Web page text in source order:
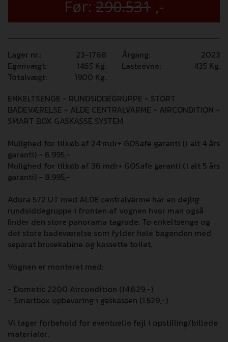
Før: 290.531 ,-
Lager nr.: 23-1768 Årgang:
2023
Egenvægt:
1465 Kg. Lasteevne: 435 Kg.
Totalvægt:
1900 Kg.
ENKELTSENGE - RUNDSIDDEGRUPPE - STORT
BADEVÆRELSE - ALDE CENTRALVARME - AIRCONDITION -
SMART BOX GASKASSE SYSTEM
Mulighed for tilkøb af 24 mdr+ GOSafe garanti (i alt 4 års
garanti) - 6.995,-
Mulighed for tilkøb af 36 mdr+ GOSafe garanti (i alt 5 års
garanti) - 8.995,-
Adora 572 UT med ALDE centralvarme har en dejlig
rundsiddegruppe i fronten af vognen hvor man også
finder den store panorama tagrude. To enkeltsenge og
det store badeværelse som fylder hele bagenden med
separat brusekabine og kassette toilet.
Vognen er monteret med:
- Dometic 2200 Aircondition (14.629,-)
- Smartbox opbevaring i gaskassen (1.529,-)
Vi tager forbehold for eventuelle fejl i opstilling/billede
materialer.